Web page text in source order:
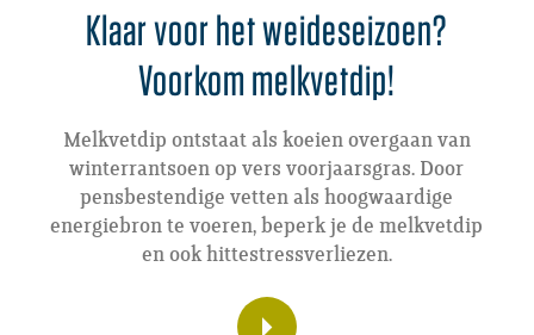
Klaar voor het weideseizoen?
Voorkom melkvetdip!
Melkvetdip ontstaat als koeien overgaan van
winterrantsoen op vers voorjaarsgras. Door
pensbestendige vetten als hoogwaardige
energiebron te voeren, beperk je de melkvetdip
en ook hittestressverliezen.